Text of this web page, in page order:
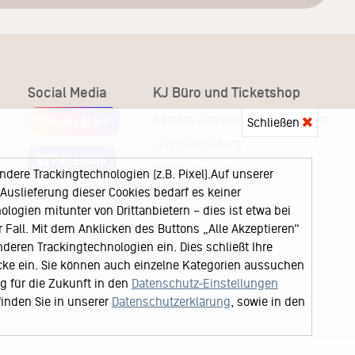
Social Media
Facebook
KJ Büro und Ticketshop
Karsten Jahnke Konzertdirektion
22767 Hamburg
Schließen
Trackingtechnologien (z.B. Pixel).Auf unserer
dieser Cookies bedarf es keiner
mitunter von Drittanbietern – dies ist etwa bei
Mit dem Anklicken des Buttons „Alle Akzeptieren“
Trackingtechnologien ein. Dies schließt Ihre
ein. Sie können auch einzelne Kategorien aussuchen
für die Zukunft in den Datenschutz-Einstellungen
Sie in unserer Datenschutzerklärung , sowie in den